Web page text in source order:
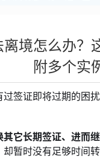
境怎么办？
附多个实
签证即将过期的困扰
它长期签证、进而
暂时没有足够时间